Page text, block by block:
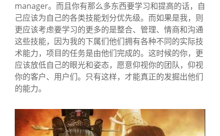
manager。而且你有那么多东西要学习和提高的话，自
己应该为自己的各类技能划分优先级。而如果是我，则
更应该考虑要学习的更多的是整合、管理、情商和沟通
这些技能，因为我的下属们他们拥有各种不同的实际技
术能力，项目的任务是由他们完成的。这时候的你，更
应该放低自己的眼光和姿态，愿意仰视你的团队，仰视
你的客户、用户们。只有这样，才能真正的发掘出他们
的能力。